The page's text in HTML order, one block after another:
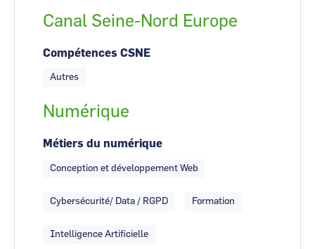
Canal Seine-Nord Europe
Compétences CSNE
Autres
Numérique
Métiers du numérique
Conception et développement Web
Cybersécurité/ Data / RGPD Formation
Intelligence Artificielle